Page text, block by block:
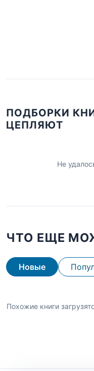
ПОДБОРКИ
ЦЕПЛЯЮТ
Не
ЧТО ЕЩЕ
Новые
Похожие книги